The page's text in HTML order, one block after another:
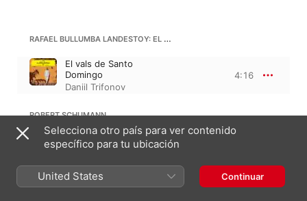
RAFAEL BULLUMBA LANDESTOY: EL VALS DE SANTO DOMINGO
El vals de Santo
Domingo
Daniil Trifonov
4:16
ROBERT SCHUMANN
Sinfonía n.º 3 en mi bemol mayor, Op. 97 · “Renana”
II. Scherzo. Sehr mäßig
Philharmonic,Gustavo
Dudamel
Selecciona otro país para ver contenido
específico para tu ubicación
United States Continuar